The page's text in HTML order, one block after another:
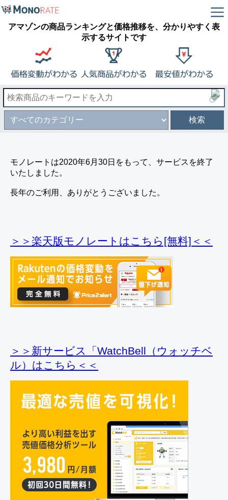
アマゾンの商品ランキングと価格推移を、分かりやすく表
示するサイトです
検索
モノレートは2020年6月30日をもって、サービスを終了
いたしました。
長年のご利用、ありがとうございました。
＞＞楽天版モノレートはこちら[無料]＜＜
＞＞新サービス「WatchBell（ウォッチベ
ル）はこちら＜＜